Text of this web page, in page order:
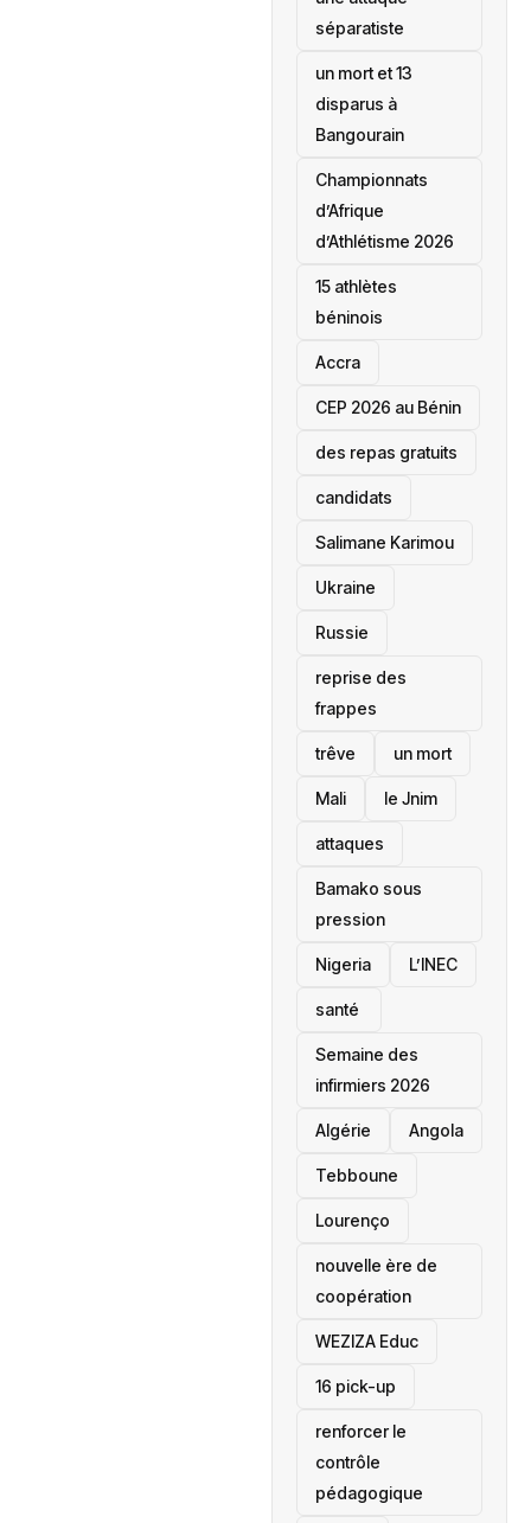
séparatiste
un mort et 13
disparus à
Bangourain
‎Championnats
d’Afrique
d’Athlétisme 2026
15 athlètes
béninois
Accra
‎CEP 2026 au Bénin
des repas gratuits
candidats
Salimane Karimou
Ukraine
Russie
reprise des
frappes
trêve un mort
Mali le Jnim
attaques
Bamako sous
pression
‎Nigeria L’INEC
santé ‎
Semaine des
infirmiers 2026
‎Algérie Angola
Tebboune
Lourenço
nouvelle ère de
coopération
‎WEZIZA Educ
16 pick-up
renforcer le
contrôle
pédagogique